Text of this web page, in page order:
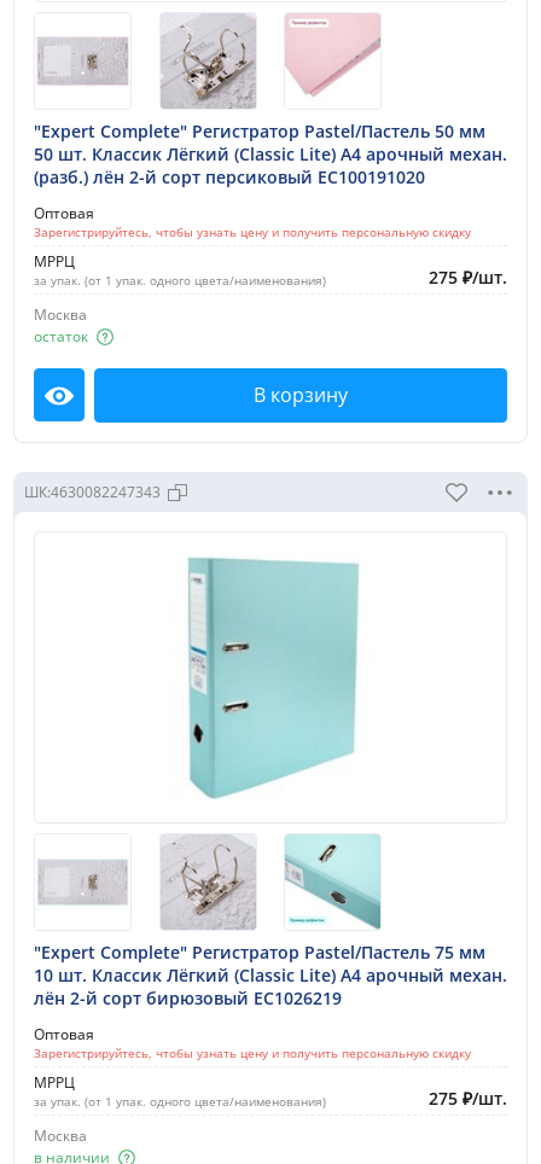
"Expert Complete" Регистратор Pastel/Пастель 50 мм
50 шт. Классик Лёгкий (Classic Lite) A4 арочный механ.
(разб.) лён 2-й сорт персиковый EC100191020
Оптовая
Зарегистрируйтесь, чтобы узнать цену и получить персональную скидку
МРРЦ
за упак. (от 1 упак. одного цвета/наименования) 275 ₽/шт.
Москва
остаток
Посмотреть В корзину
ШК:4630082247343
"Expert Complete" Регистратор Pastel/Пастель 75 мм
10 шт. Классик Лёгкий (Classic Lite) A4 арочный механ.
лён 2-й сорт бирюзовый EC1026219
Оптовая
Зарегистрируйтесь, чтобы узнать цену и получить персональную скидку
МРРЦ
за упак. (от 1 упак. одного цвета/наименования) 275 ₽/шт.
Москва
в наличии